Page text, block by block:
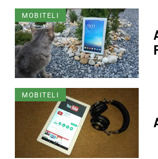
MOBITELI
MOBITELI